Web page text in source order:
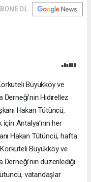
OL
Büyükköy ve
Hıdırellez
Hakan Tütüncü,
Antalya’nın her
Hakan Tütüncü, hafta
Büyükköy ve
Derneği’nin düzenlediği
vatandaşlar